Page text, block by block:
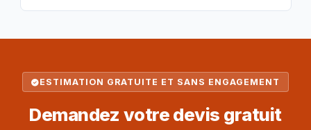
ESTIMATION GRATUITE ET SANS ENGAGEMENT
Demandez votredevis gratuit